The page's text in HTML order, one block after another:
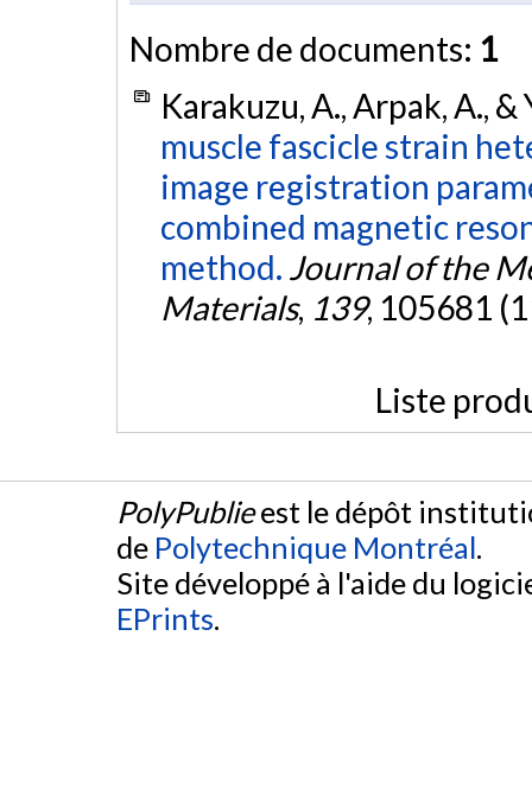
Nombre de documents: 1
Karakuzu, A., Arpak, A.,
muscle fascicle strain
image registration
combined magnetic
method. Journal of the
Materials, 139, 105681
Liste
PolyPublieest le dépôt
de Polytechnique Montréal.
Site développé à l'aide du
EPrints.